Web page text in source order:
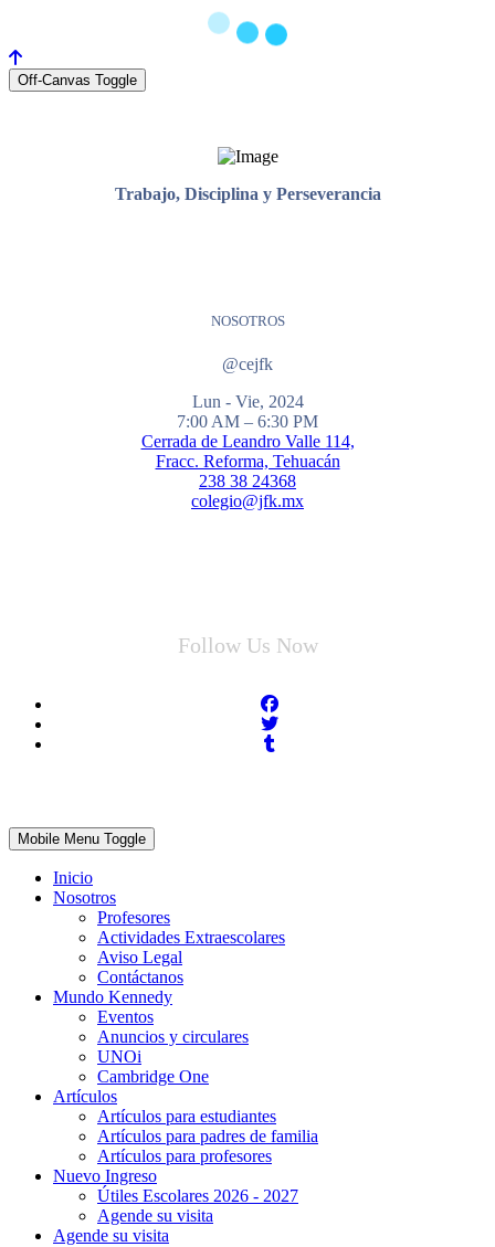
Off-Canvas Toggle
Trabajo, Disciplina y Perseverancia
NOSOTROS
@cejfk
Lun - Vie, 2024
7:00 AM – 6:30 PM
Cerrada de Leandro Valle 114,
Fracc. Reforma, Tehuacán
238 38 24368
colegio@jfk.mx
Follow Us Now
Mobile Menu Toggle
Inicio
Nosotros
Profesores
Actividades Extraescolares
Aviso Legal
Contáctanos
Mundo Kennedy
Eventos
Anuncios y circulares
UNOi
Cambridge One
Artículos
Artículos para estudiantes
Artículos para padres de familia
Artículos para profesores
Nuevo Ingreso
Útiles Escolares 2026 - 2027
Agende su visita
Agende su visita